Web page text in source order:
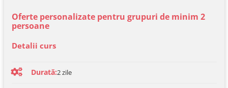
Oferte personalizate pentru grupuri de minim 2
persoane
Detalii curs
Durată:2zile